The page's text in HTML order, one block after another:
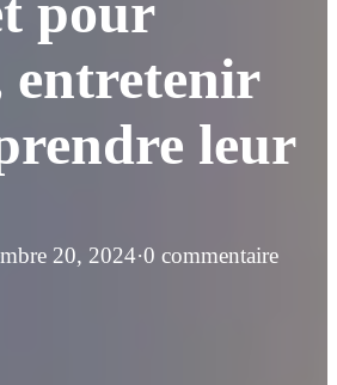
entretenir
leur
20, 2024·0 commentaire